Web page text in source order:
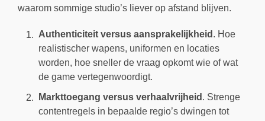
waarom sommige studio’s liever op afstand blijven.
Authenticiteit versus aansprakelijkheid . Hoe
realistischer wapens, uniformen en locaties
worden, hoe sneller de vraag opkomt wie of wat
de game vertegenwoordigt.
Markttoegang versus verhaalvrijheid . Strenge
contentregels in bepaalde regio’s dwingen tot